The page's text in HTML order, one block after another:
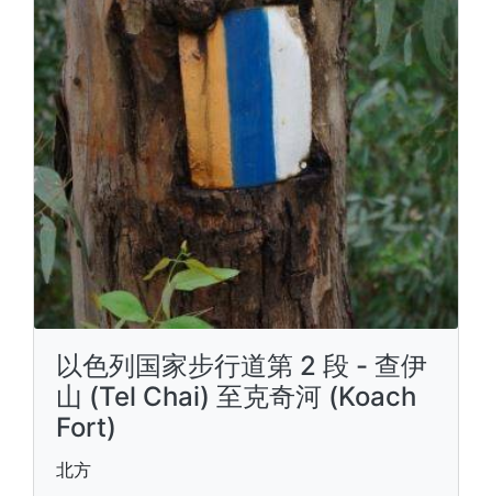
以色列国家步行道第 2 段 - 查伊
山 (Tel Chai) 至克奇河 (Koach
Fort)
北方